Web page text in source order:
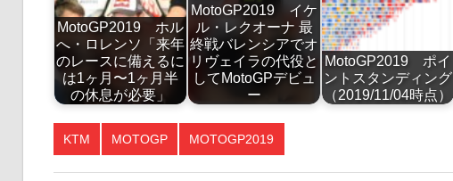
MotoGP2019 ホル
へ・ロレンソ「来年
のレースに備えるに
は1ヶ月〜1ヶ月半
の休息が必要」
MotoGP2019 イケ
ル・レクオーナ 最
終戦バレンシアでオ
リヴェイラの代役と
してMotoGPデビュ
ー
MotoGP2019 ポイ
ントスタンディング
（2019/11/04時点）
KTM MOTOGP MOTOGP2019